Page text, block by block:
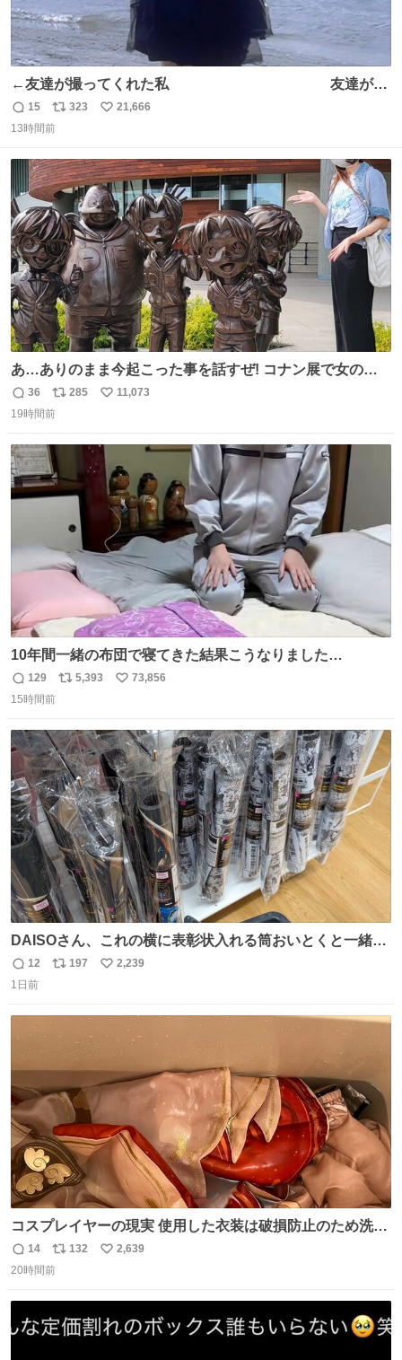
←友達が撮ってくれた私 友達が描
いてくれた私→
返
信
15
リ
ポ
ト
数
323
い
数
21,666
13時間前
あ…ありのまま今起こった事を話すぜ! コナン展で女の子
に 「千速さんですか！？」 と声をかけられた。 あぁ鞄の
装飾かなと思ったら 「背も高いし見た目もすごく千速さん
人＿ ＞今日は私服＜ ￣Y^Y^Y^Y^Y^￣ #白樹鳥取大阪コ
ナン旅行2026
返
信
36
リ
ポ
ト
数
285
い
数
11,073
19時間前
10年間一緒の布団で寝てきた結果こうなりました…
返
信
129
リ
ト
数
5,393
い
数
73,856
15時間前
DAISOさん、これの横に表彰状入れる筒おいとくと一緒に
売れますのでご検討下さい
返
信
12
リ
197
い
2,239
1日前
コスプレイヤーの現実 使用した衣装は破損防止のため洗濯
機に入れられないので、大体こんな感じで浸け置きした後
に手洗い…
返
信
14
リ
ポ
ト
数
132
い
数
2,639
20時間前